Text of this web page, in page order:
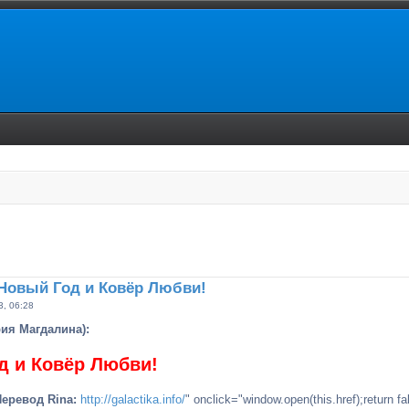
поиск
Год и Ковёр Любви!
06:28
Магдалина):
и Ковёр Любви!
Rina: http://galactika.info/" onclick="window.open(this.href);return